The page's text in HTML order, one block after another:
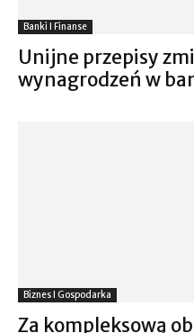
Banki I Finanse
Unijne przepisy
wynagrodzeń w
Biznes I Gospodarka
Za kompleksową